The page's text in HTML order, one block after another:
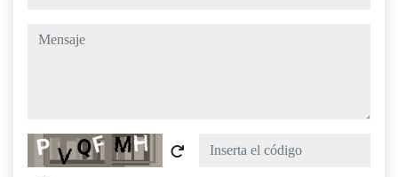
mensaje
Captcha